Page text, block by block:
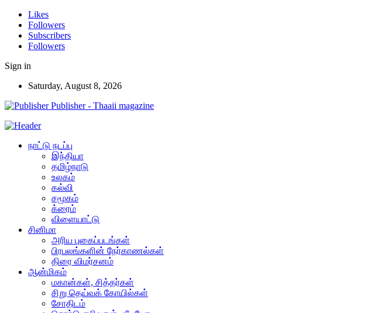
Likes
Followers
Subscribers
Followers
Sign in
Saturday, August 8, 2026
Publisher - Thaaii magazine
நாட்டு நடப்பு
இந்தியா
தமிழ்நாடு
உலகம்
கல்வி
சமூகம்
க்ரைம்
விளையாட்டு
சினிமா
அரிய புகைப்படங்கள்
பிரபலங்களின் நேர்காணல்கள்
திரை விமர்சனம்
ஆன்மிகம்
மகான்கள், சித்தர்கள்
சிறு தெய்வக் கோயில்கள்
சோதிடம்